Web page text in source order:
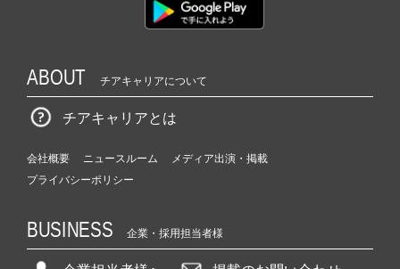
ABOUT チアキャリアについて
チアキャリアとは
会社概要 ニュースルーム
メディア出演・掲載
プライバシーポリシー
BUSINESS 企業・採用担当者様